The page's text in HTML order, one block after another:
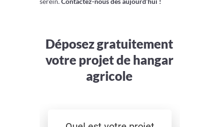
Déposez gratuitement
votre projet de hangar
agricole